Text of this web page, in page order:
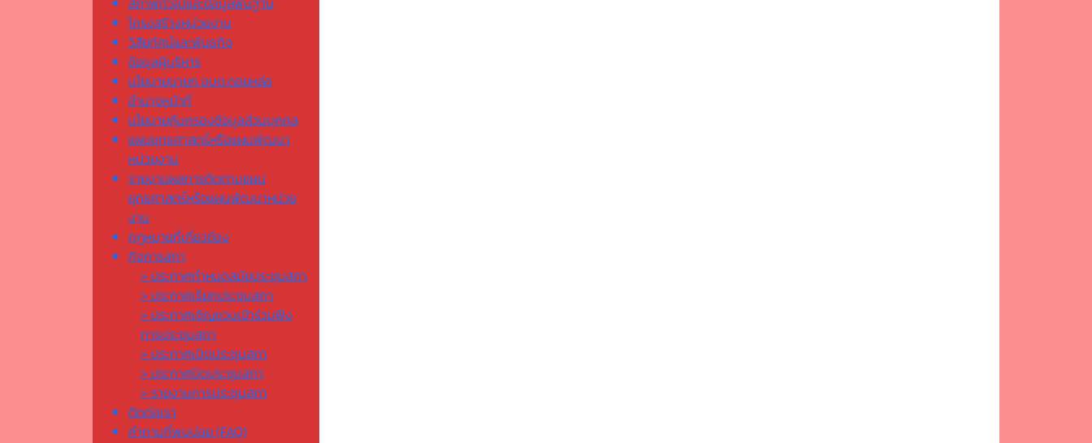
โครงสร้างหน่วยงาน
วิสัยทัศน์และพันธกิจ
ข้อมูลผู้บริหาร
นโยบายนายก อบต.ดอยหล่อ
อำนาจหน้าที่
นโยบายคุ้มครองข้อมูลส่วนบุคคล
แผนยุทธศาสตร์หรือแผนพัฒนา
หน่วยงาน
รายงานผลการติดตามแผน
ยุทธศาสตร์หรือแผนพัฒนาหน่วย
งาน
กฎหมายที่เกี่ยวข้อง
กิจการสภา
> ประกาศกำหนดสมัยประชุมสภา
> ประกาศเรียกประชุมสภา
> ประกาศเชิญชวนเข้าร่วมฟัง
การประชุมสภา
> ประกาศเปิดประชุมสภา
> ประกาศปิดประชุมสภา
> รายงานการประชุมสภา
ติดต่อเรา
คำถามที่พบบ่อย (FAQ)